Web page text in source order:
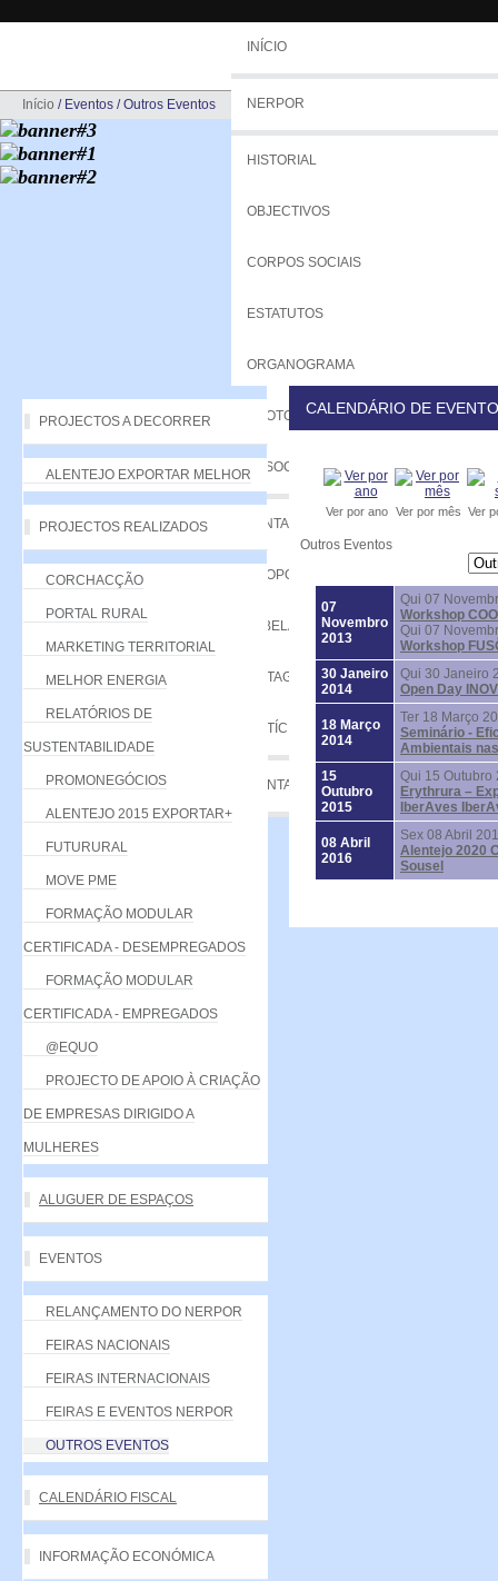
INÍCIO
NERPOR
HISTORIAL
OBJECTIVOS
CORPOS SOCIAIS
ESTATUTOS
ORGANOGRAMA
PROTOCOLOS
ASSOCIADOS
VANTAGENS
PROPOSTA
TABELA DE QUOTAS
LISTAGEM
NOTÍCIAS
CONTACTE-NOS
Início / Eventos /Outros Eventos
PROJECTOS A DECORRER
ALENTEJO EXPORTAR MELHOR
PROJECTOS REALIZADOS
CORCHACÇÃO
PORTAL RURAL
MARKETING TERRITORIAL
MELHOR ENERGIA
RELATÓRIOS DE
SUSTENTABILIDADE
PROMONEGÓCIOS
ALENTEJO 2015 EXPORTAR+
FUTURURAL
MOVE PME
FORMAÇÃO MODULAR
CERTIFICADA - DESEMPREGADOS
FORMAÇÃO MODULAR
CERTIFICADA - EMPREGADOS
@EQUO
PROJECTO DE APOIO À CRIAÇÃO
DE EMPRESAS DIRIGIDO A
MULHERES
ALUGUER DE ESPAÇOS
EVENTOS
RELANÇAMENTO DO NERPOR
FEIRAS NACIONAIS
FEIRAS INTERNACIONAIS
FEIRAS E EVENTOS NERPOR
OUTROS EVENTOS
CALENDÁRIO FISCAL
INFORMAÇÃO ECONÓMICA
CALENDÁRIO DE
Ver por ano Ver por mês Ver
Outros Eventos
07
Novembro
2013
Qui 07
Workshop
Qui 07
Workshop
30 Janeiro
2014
Qui 30 Janeiro
Open Day
18 Março
2014
Ter 18 Março
Seminário -
Ambientais
15
Outubro
2015
Qui 15 Outubro
Erythrura –
IberAves
08 Abril
2016
Sex 08 Abril
Alentejo 2020
Sousel